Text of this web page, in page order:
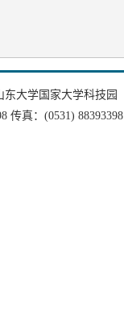
东大学国家大学科技园
传真：(0531) 88393398